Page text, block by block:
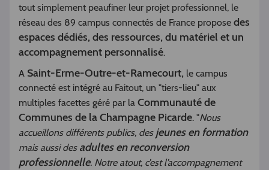
tout simplement peaufiner leur projet professionnel, le
réseau des 89 campus connectés de France propose des
espaces dédiés, des ressources, du matériel et un
accompagnement personnalisé.
A Saint-Erme-Outre-et-Ramecourt, le campus
connecté est intégré au Faitout, un "tiers-lieu" aux
multiples facettes géré par la Communauté de
Communes de la Champagne Picarde. "Nous
accueillons différents publics, desjeunes en formation
mais aussi des adultes en reconversion
professionnelle. Notre atout, c’est l’accompagnement